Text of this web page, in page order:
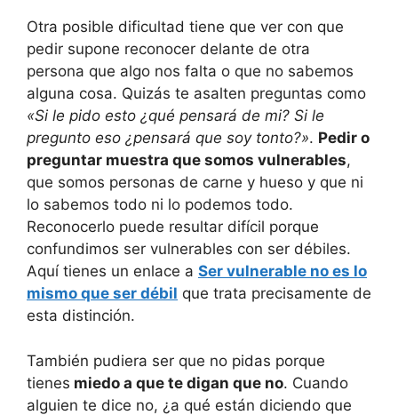
Otra posible dificultad tiene que ver con que
pedir supone reconocer delante de otra
persona que algo nos falta o que no sabemos
alguna cosa. Quizás te asalten preguntas como
«Si le pido esto ¿qué pensará de mi? Si le
pregunto eso ¿pensará que soy tonto?». Pedir o
preguntar muestra que somos vulnerables,
que somos personas de carne y hueso y que ni
lo sabemos todo ni lo podemos todo.
Reconocerlo puede resultar difícil porque
confundimos ser vulnerables con ser débiles.
Aquí tienes un enlace a Ser vulnerable no es lo
mismo que ser débil que trata precisamente de
esta distinción.
También pudiera ser que no pidas porque
tienes miedo a que te digan que no. Cuando
alguien te dice no, ¿a qué están diciendo que